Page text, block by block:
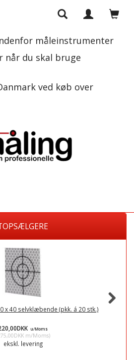
måleinstrumenter
når du skal bruge
ved køb over
x 40 selvklæbende (pkk. á 20 stk.)
u/Moms
m/Moms)
ekskl. levering